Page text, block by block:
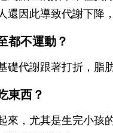
還因此導致代謝下降
都不運動？
礎代謝跟著打折，脂
東西？
來，尤其是生完小孩